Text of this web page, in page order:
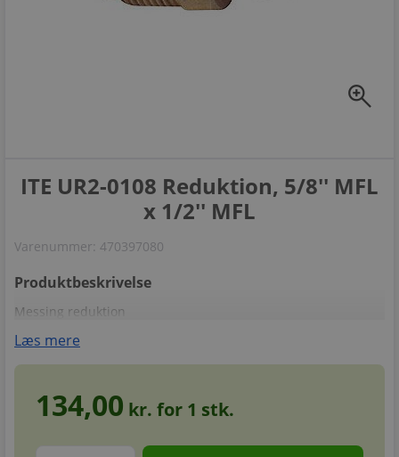
zoom_in
ITE UR2-0108 Reduktion, 5/8'' MFL
x 1/2'' MFL
Varenummer: 470397080
Produktbeskrivelse
Messing reduktion
Læs mere
134,00 kr. for 1 stk.